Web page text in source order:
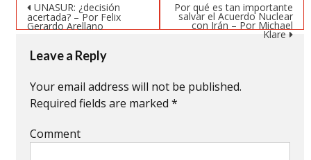
Post navigation
UNASUR: ¿decisión
acertada? – Por Felix
Gerardo Arellano
Por qué es tan importante
salvar el Acuerdo Nuclear
con Irán – Por Michael
Klare
Leave a Reply
Your email address will not be published.
Required fields are marked *
Comment